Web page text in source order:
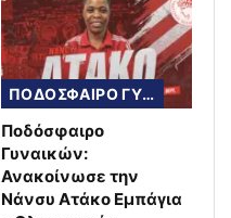
ΠΟΔΟΣΦΑΙΡΟ ΓΥΝΑΙΚΩΝ
Ποδόσφαιρο
Γυναικών:
Ανακοίνωσε την
Νάνσυ Ατάκο Εμπάγια